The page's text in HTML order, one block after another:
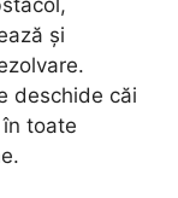
și
deschide căi
toate